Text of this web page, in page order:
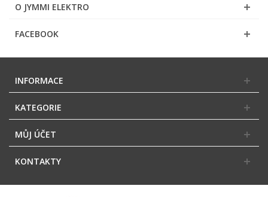
O JYMMI ELEKTRO
FACEBOOK
INFORMACE
KATEGORIE
MŮJ ÚČET
KONTAKTY